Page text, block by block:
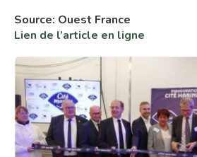
Source: Ouest France
Lien de l’article en ligne